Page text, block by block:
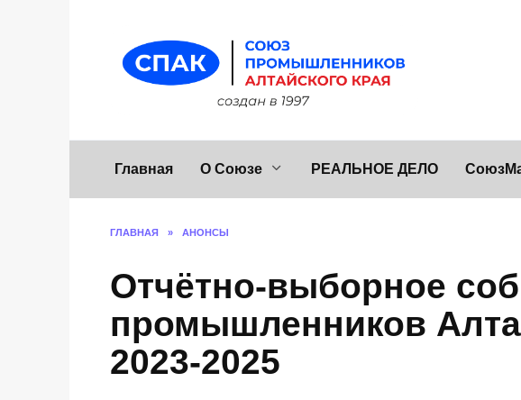
Главная О Союзе РЕАЛЬНОЕ ДЕЛО
ГЛАВНАЯ » АНОНСЫ
Отчётно-выборное
промышленников
2023-2025